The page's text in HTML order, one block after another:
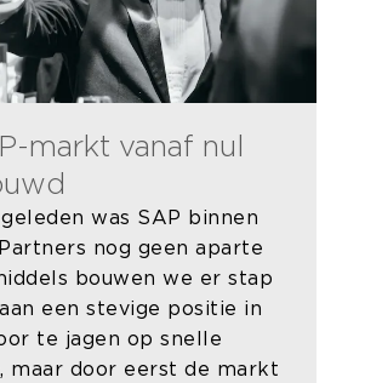
markt vanaf nul
was SAP binnen
nog geen aparte
bouwen we er stap
een stevige positie in
te jagen op snelle
maar door eerst de markt